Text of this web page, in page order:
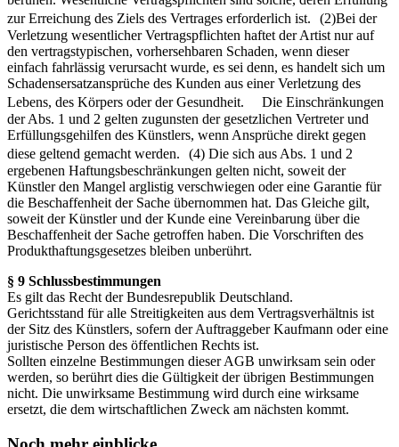
zur Erreichung des Ziels des Vertrages erforderlich ist. (2)Bei der
Verletzung wesentlicher Vertragspflichten haftet der Artist nur auf
den vertragstypischen, vorhersehbaren Schaden, wenn dieser
einfach fahrlässig verursacht wurde, es sei denn, es handelt sich um
Schadensersatzansprüche des Kunden aus einer Verletzung des
Lebens, des Körpers oder der Gesundheit. Die Einschränkungen
der Abs. 1 und 2 gelten zugunsten der gesetzlichen Vertreter und
Erfüllungsgehilfen des Künstlers, wenn Ansprüche direkt gegen
diese geltend gemacht werden. (4) Die sich aus Abs. 1 und 2
ergebenen Haftungsbeschränkungen gelten nicht, soweit der
Künstler den Mangel arglistig verschwiegen oder eine Garantie für
die Beschaffenheit der Sache übernommen hat. Das Gleiche gilt,
soweit der Künstler und der Kunde eine Vereinbarung über die
Beschaffenheit der Sache getroffen haben. Die Vorschriften des
Produkthaftungsgesetzes bleiben unberührt.
§ 9 Schlussbestimmungen
Es gilt das Recht der Bundesrepublik Deutschland.
Gerichtsstand für alle Streitigkeiten aus dem Vertragsverhältnis ist
der Sitz des Künstlers, sofern der Auftraggeber Kaufmann oder eine
juristische Person des öffentlichen Rechts ist.
Sollten einzelne Bestimmungen dieser AGB unwirksam sein oder
werden, so berührt dies die Gültigkeit der übrigen Bestimmungen
nicht. Die unwirksame Bestimmung wird durch eine wirksame
ersetzt, die dem wirtschaftlichen Zweck am nächsten kommt.